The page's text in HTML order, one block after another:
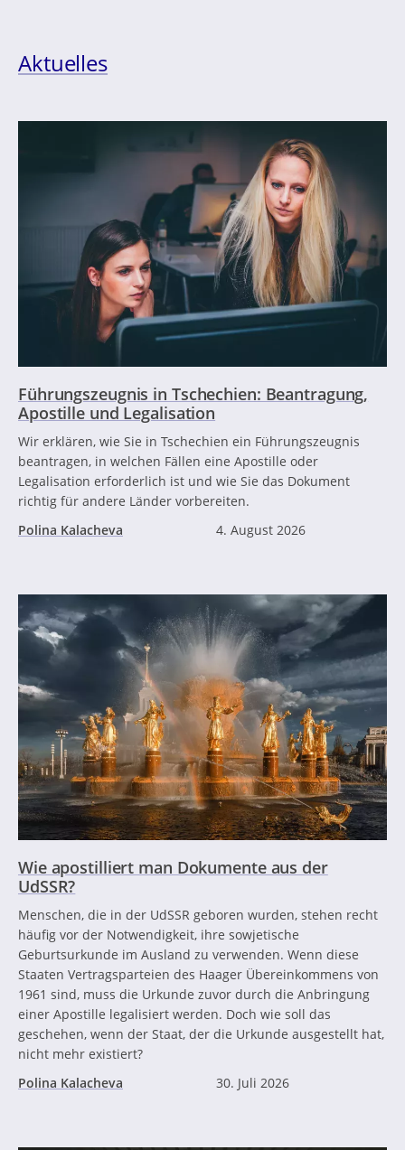
Aktuelles
Führungszeugnis in Tschechien: Beantragung,
Apostille und Legalisation
Wir erklären, wie Sie in Tschechien ein Führungszeugnis
beantragen, in welchen Fällen eine Apostille oder
Legalisation erforderlich ist und wie Sie das Dokument
richtig für andere Länder vorbereiten.
Polina Kalacheva
4. August 2026
Wie apostilliert man Dokumente aus der
UdSSR?
Menschen, die in der UdSSR geboren wurden, stehen recht
häufig vor der Notwendigkeit, ihre sowjetische
Geburtsurkunde im Ausland zu verwenden. Wenn diese
Staaten Vertragsparteien des Haager Übereinkommens von
1961 sind, muss die Urkunde zuvor durch die Anbringung
einer Apostille legalisiert werden. Doch wie soll das
geschehen, wenn der Staat, der die Urkunde ausgestellt hat,
nicht mehr existiert?
Polina Kalacheva
30. Juli 2026